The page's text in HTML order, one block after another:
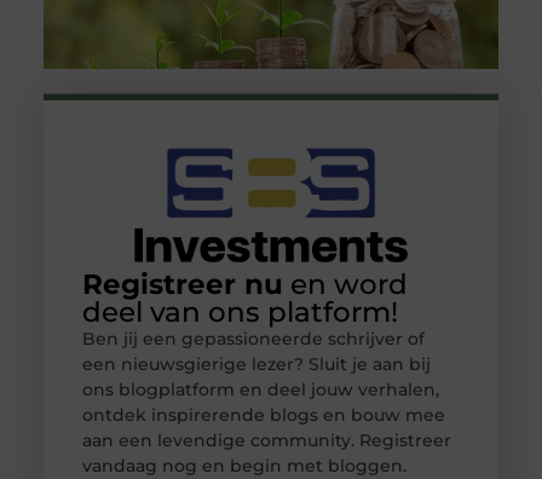
Registreer nu en word
deel van ons platform!
Ben jij een gepassioneerde schrijver of
een nieuwsgierige lezer? Sluit je aan bij
ons blogplatform en deel jouw verhalen,
ontdek inspirerende blogs en bouw mee
aan een levendige community. Registreer
vandaag nog en begin met bloggen.